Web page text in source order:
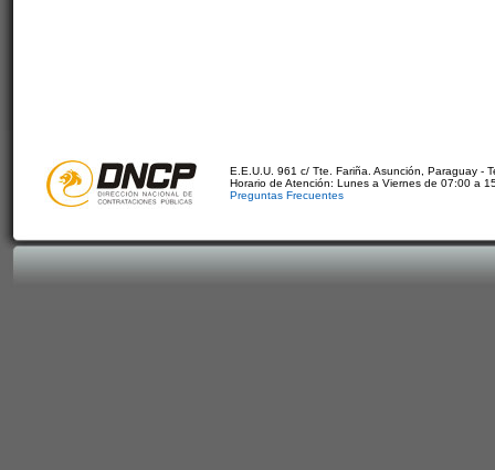
E.E.U.U. 961 c/ Tte. Fariña. Asunción, Paraguay -
Horario de Atención: Lunes a Viernes de 07:00 a
Preguntas Frecuentes